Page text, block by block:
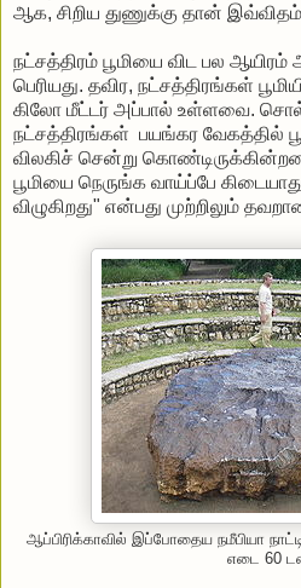
ஆக, சிறிய துணுக்கு தான்
நட்சத்திரம் பூமியை விட பல
பெரியது. தவிர, நட்சத்திரங்கள்
கிலோ மீட்டர் அப்பால் உள்ளவை.
நட்சத்திரங்கள் பயங்கர வேகத்தில்
விலகிச் சென்று
பூமியை நெருங்க வாய்ப்பே
விழுகிறது" என்பது முற்றிலும்
ஆப்பிரிக்காவில் இப்போதைய நமீபியா
எடை 60